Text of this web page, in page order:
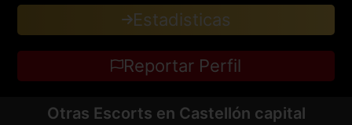
Estadisticas
Reportar Perfil
Otras Escorts en Castellón capital